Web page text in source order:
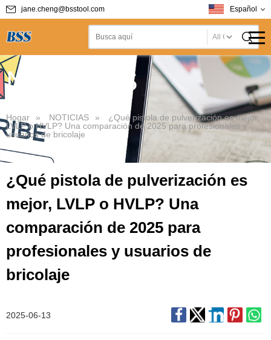
jane.cheng@bsstool.com Español
NOTICIAS
Hogar » NOTICIAS »
¿Qué pistola de pulverización es mejor,
LVLP o HVLP? Una comparación de 2025 para profesionales y
usuarios de bricolaje
¿Qué pistola de pulverización es
mejor, LVLP o HVLP? Una
comparación de 2025 para
profesionales y usuarios de
bricolaje
2025-06-13